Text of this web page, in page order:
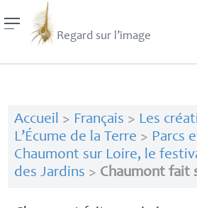
Regard sur l’image
Accueil > Français > Les
L’Écume de la Terre > Parcs
Chaumont sur Loire, le
des Jardins > Chaumont fait